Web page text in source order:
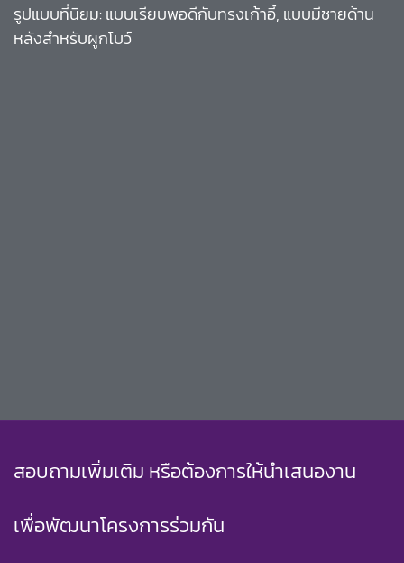
รูปแบบที่นิยม: แบบเรียบพอดีกับทรงเก้าอี้, แบบมีชายด้าน
หลังสำหรับผูกโบว์
สอบถามเพิ่มเติม หรือต้องการให้นำเสนองาน
เพื่อพัฒนาโครงการร่วมกัน